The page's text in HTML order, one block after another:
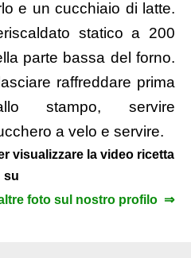
e un cucchiaio di latte.
statico a 200
parte bassa del forno.
raffreddare prima
stampo, servire
a velo e servire.
visualizzare la video ricetta
su
altre foto sul nostro profilo ⇒